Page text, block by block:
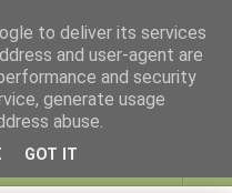
to deliver its services
and user-agent are
and security
generate usage
abuse.
GOT IT